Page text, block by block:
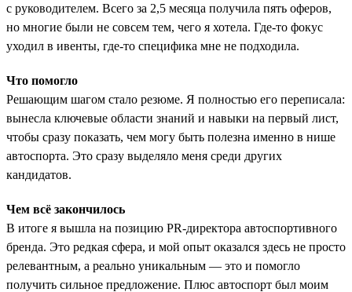
с руководителем. Всего за 2,5 месяца получила пять оферов,
но многие были не совсем тем, чего я хотела. Где-то фокус
уходил в ивенты, где-то специфика мне не подходила.
Что помогло
Решающим шагом стало резюме. Я полностью его переписала:
вынесла ключевые области знаний и навыки на первый лист,
чтобы сразу показать, чем могу быть полезна именно в нише
автоспорта. Это сразу выделяло меня среди других
кандидатов.
Чем всё закончилось
В итоге я вышла на позицию PR-директора автоспортивного
бренда. Это редкая сфера, и мой опыт оказался здесь не просто
релевантным, а реально уникальным — это и помогло
получить сильное предложение. Плюс автоспорт был моим